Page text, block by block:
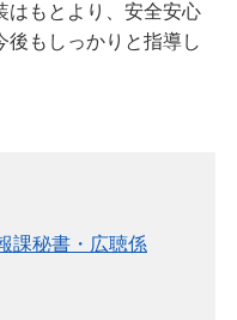
はもとより、安全安心
後もしっかりと指導し
課秘書・広聴係